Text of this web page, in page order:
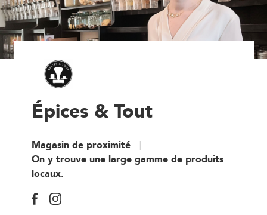
Épices & Tout
Magasin de proximité
On y trouve une large gamme de produits
locaux.